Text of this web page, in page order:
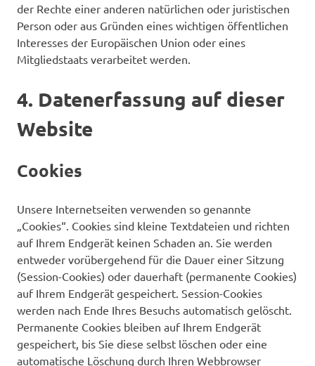
der Rechte einer anderen natürlichen oder juristischen
Person oder aus Gründen eines wichtigen öffentlichen
Interesses der Europäischen Union oder eines
Mitgliedstaats verarbeitet werden.
4. Datenerfassung auf dieser
Website
Cookies
Unsere Internetseiten verwenden so genannte
„Cookies“. Cookies sind kleine Textdateien und richten
auf Ihrem Endgerät keinen Schaden an. Sie werden
entweder vorübergehend für die Dauer einer Sitzung
(Session-Cookies) oder dauerhaft (permanente Cookies)
auf Ihrem Endgerät gespeichert. Session-Cookies
werden nach Ende Ihres Besuchs automatisch gelöscht.
Permanente Cookies bleiben auf Ihrem Endgerät
gespeichert, bis Sie diese selbst löschen oder eine
automatische Löschung durch Ihren Webbrowser